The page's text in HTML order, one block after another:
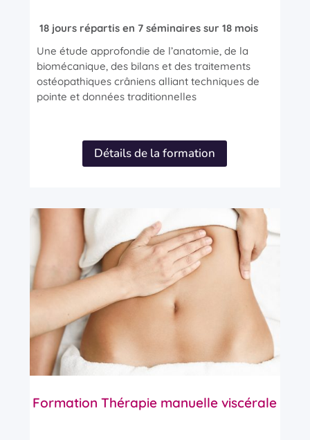
18 jours répartis en 7 séminaires sur 18 mois
Une étude approfondie de l’anatomie, de la
biomécanique, des bilans et des traitements
ostéopathiques crâniens alliant techniques de
pointe et données traditionnelles
Détails de la formation
Formation Thérapie manuelle viscérale